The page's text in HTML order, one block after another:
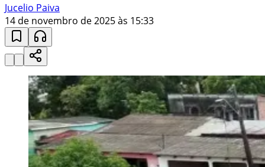
Jucelio Paiva
14 de novembro de 2025 às 15:33